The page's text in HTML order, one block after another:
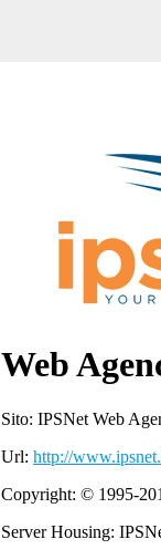
Web
Sito: IPSNet Web
Url: http://
Copyright: © 1995-
Server Housing: